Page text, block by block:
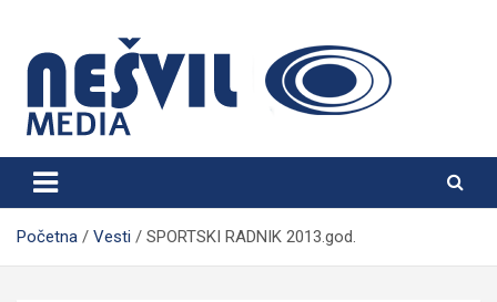
content
Nešvil Media Bogatić
Početna Vesti SPORTSKI RADNIK 2013.god.